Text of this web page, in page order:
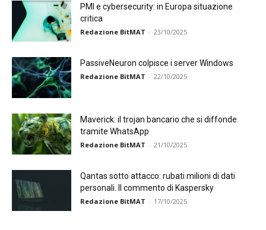
PMI e cybersecurity: in Europa situazione
critica
Redazione BitMAT - 23/10/2025
PassiveNeuron colpisce i server Windows
Redazione BitMAT - 22/10/2025
Maverick: il trojan bancario che si diffonde
tramite WhatsApp
Redazione BitMAT - 21/10/2025
Qantas sotto attacco: rubati milioni di dati
personali. Il commento di Kaspersky
Redazione BitMAT - 17/10/2025